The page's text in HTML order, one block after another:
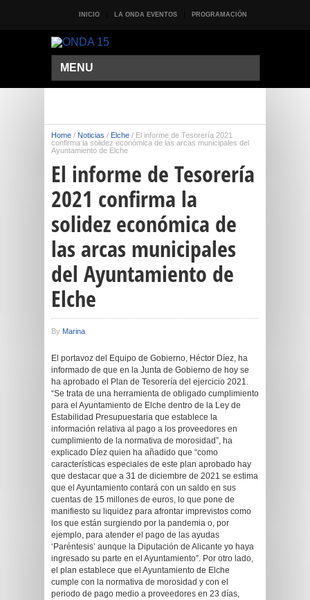
INICIO LA ONDA EVENTOS PROGRAMACIÓN
MENU
Home / Noticias / Elche / El informe de Tesorería 2021
confirma la solidez económica de las arcas municipales del
Ayuntamiento de Elche
El informe de Tesorería
2021 confirma la
solidez económica de
las arcas municipales
del Ayuntamiento de
Elche
By Marina
El portavoz del Equipo de Gobierno, Héctor Díez, ha
informado de que en la Junta de Gobierno de hoy se
ha aprobado el Plan de Tesorería del ejercicio 2021.
“Se trata de una herramienta de obligado cumplimiento
para el Ayuntamiento de Elche dentro de la Ley de
Estabilidad Presupuestaria que establece la
información relativa al pago a los proveedores en
cumplimiento de la normativa de morosidad”, ha
explicado Díez quien ha añadido que “como
características especiales de este plan aprobado hay
que destacar que a 31 de diciembre de 2021 se estima
que el Ayuntamiento contará con un saldo en sus
cuentas de 15 millones de euros, lo que pone de
manifiesto su liquidez para afrontar imprevistos como
los que están surgiendo por la pandemia o, por
ejemplo, para atender el pago de las ayudas
‘Paréntesis’ aunque la Diputación de Alicante yo haya
ingresado su parte en el Ayuntamiento”. Por otro lado,
el plan establece que el Ayuntamiento de Elche
cumple con la normativa de morosidad y con el
periodo de pago medio a proveedores en 23 días,